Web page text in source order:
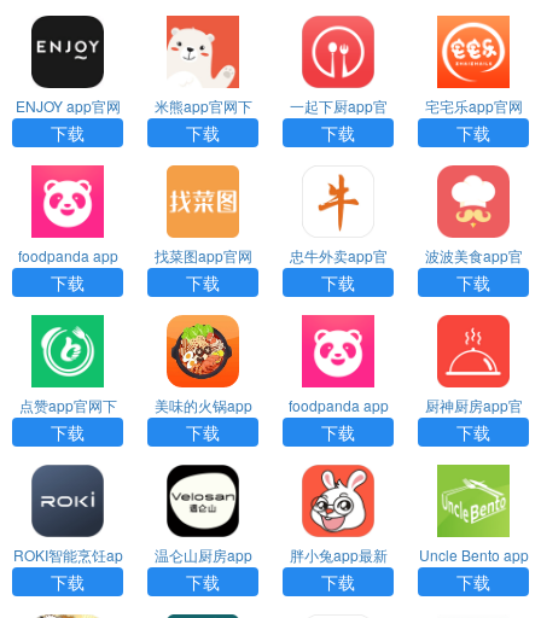
ENJOY app官网
下载
下载
米熊app官网下
载
下载
一起下厨app官
网下载
下载
宅宅乐app官网
下载
下载
foodpanda app
官网下载
下载
找菜图app官网
下载
下载
忠牛外卖app官
网下载
下载
波波美食app官
网下载
下载
点赞app官网下
载
下载
美味的火锅app
官网下载
下载
foodpanda app
最新版下载
下载
厨神厨房app官
网下载
下载
ROKI智能烹饪ap
p官网下载
下载
温仑山厨房app
官网下载
下载
胖小兔app最新
版下载
下载
Uncle Bento app
官网下载
下载